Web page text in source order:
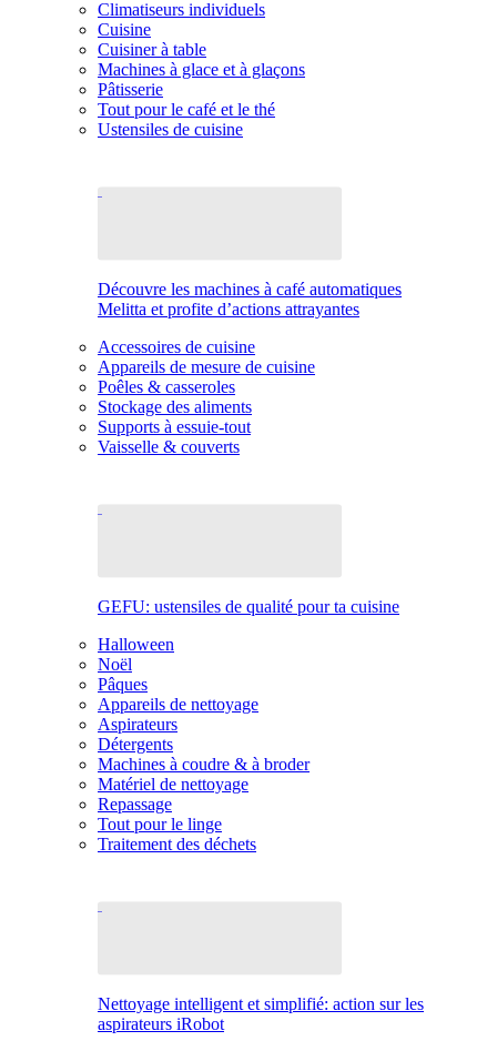
Climatiseurs individuels
Cuisine
Cuisiner à table
Machines à glace et à glaçons
Pâtisserie
Tout pour le café et le thé
Ustensiles de cuisine
Découvre les machines à café automatiques
Melitta et profite d’actions attrayantes
Accessoires de cuisine
Appareils de mesure de cuisine
Poêles & casseroles
Stockage des aliments
Supports à essuie-tout
Vaisselle & couverts
GEFU: ustensiles de qualité pour ta cuisine
Halloween
Noël
Pâques
Appareils de nettoyage
Aspirateurs
Détergents
Machines à coudre & à broder
Matériel de nettoyage
Repassage
Tout pour le linge
Traitement des déchets
Nettoyage intelligent et simplifié: action sur les
aspirateurs iRobot